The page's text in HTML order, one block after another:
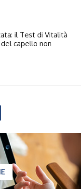
il Test di Vitalità
capello non